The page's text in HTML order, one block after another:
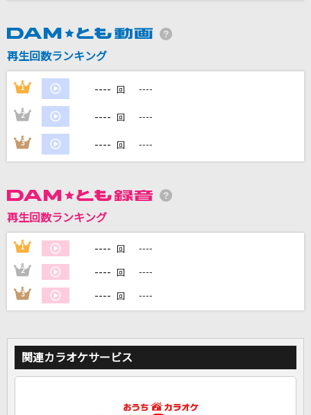
B'z
カラオケ最新情報をチェック！
再生回数ランキング
1 ---- 回 ----
2 ---- 回 ----
3 ---- 回 ----
再生回数ランキング
1 ---- 回 ----
2 ---- 回 ----
3 ---- 回 ----
関連カラオケサービス